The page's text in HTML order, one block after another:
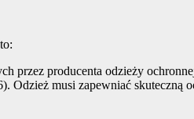
przez producenta odzieży
Odzież musi zapewniać skuteczną